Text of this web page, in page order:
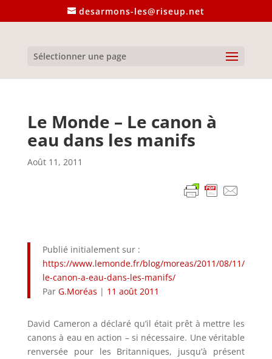
desarmons-les@riseup.net
Sélectionner une page
Le Monde – Le canon à
eau dans les manifs
Août 11, 2011
Publié initialement sur :
https://www.lemonde.fr/blog/moreas/2011/08/11/
le-canon-a-eau-dans-les-manifs/
Par G.Moréas | 11 août 2011
David Cameron a déclaré qu’il était prêt à mettre les
canons à eau en action – si nécessaire. Une véritable
renversée pour les Britanniques, jusqu’à présent